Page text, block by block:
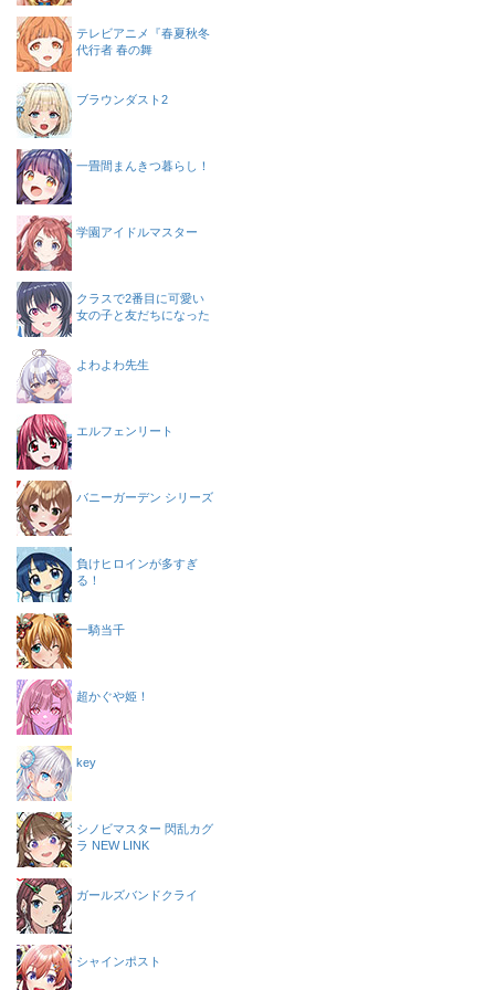
テレビアニメ『春夏秋冬
代行者 春の舞
ブラウンダスト2
一畳間まんきつ暮らし！
学園アイドルマスター
クラスで2番目に可愛い
女の子と友だちになった
よわよわ先生
エルフェンリート
バニーガーデン シリーズ
負けヒロインが多すぎ
る！
一騎当千
超かぐや姫！
key
シノビマスター 閃乱カグ
ラ NEW LINK
ガールズバンドクライ
シャインポスト